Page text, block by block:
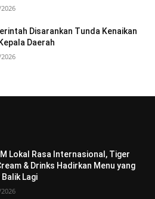
Disarankan Tunda Kenaikan
Daerah
Lokal Rasa Internasional, Tiger
& Drinks Hadirkan Menu yang
Balik Lagi